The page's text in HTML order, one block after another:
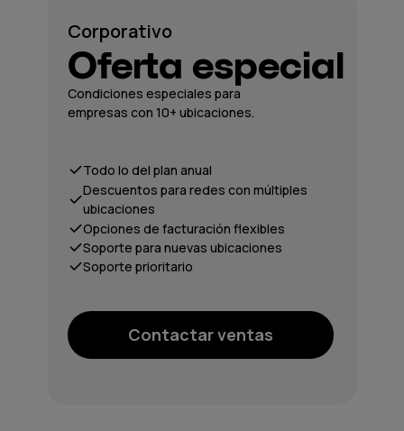
Corporativo
Oferta especial
Condiciones especiales para
empresas con 10+ ubicaciones.
Contactar ventas
Todo lo del plan anual
Descuentos para redes con múltiples
ubicaciones
Opciones de facturación flexibles
Soporte para nuevas ubicaciones
Soporte prioritario